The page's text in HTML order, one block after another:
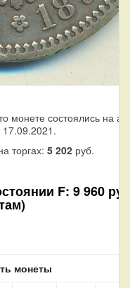
монете состоялись на
17.09.2021.
торгах: 5 202 руб.
F: 9 960
монеты